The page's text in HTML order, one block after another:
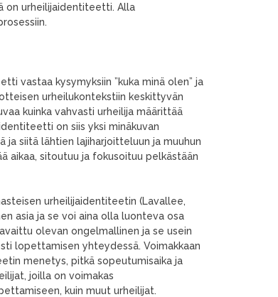
on urheilijaidentiteetti. Alla
vastaa kysymyksiin ”kuka minä olen” ja
urheilukontekstiin keskittyvän
kuinka vahvasti urheilija määrittää
on siis yksi minäkuvan
ja siitä lähtien lajiharjoitteluun ja muuhun
aikaa, sitoutuu ja fokusoituu pelkästään
urheilijaidentiteetin (Lavallee,
asia ja se voi aina olla luonteva osa
olevan ongelmallinen ja se usein
lopettamisen yhteydessä. Voimakkaan
menetys, pitkä sopeutumisaika ja
joilla on voimakas
kuin muut urheilijat.